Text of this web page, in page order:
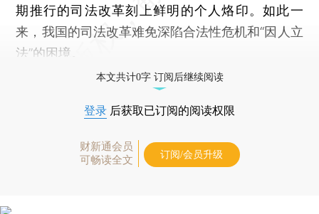
期推行的司法改革刻上鲜明的个人烙印。如此一
来，我国的司法改革难免深陷合法性危机和“因人立
法”的困境。
本文共计0字 订阅后继续阅读
登录 后获取已订阅的阅读权限
财新通会员
可畅读全文
订阅/会员升级